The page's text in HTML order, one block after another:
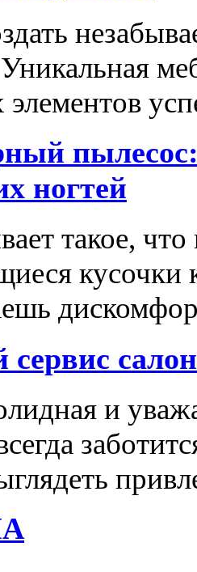
ногтей
такое,
сервис
и